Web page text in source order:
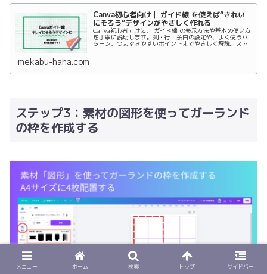
Canva初心者向け｜ ガイド線 を使えば“きれい
にそろう”デザインがやさしく作れる
Canva初心者向けに、 ガイド線 の表示方法や基本の使い方
を丁寧に説明します。列・行・余白の設定や、よく使うパ
ターン、つまずきやすいポイントまでやさしく解説。スマ
mekabu-haha.com
ステップ3：素材の図形を使ってガーランド
の枠を作成する
メニュー ホーム 検索 トップ サイドバー